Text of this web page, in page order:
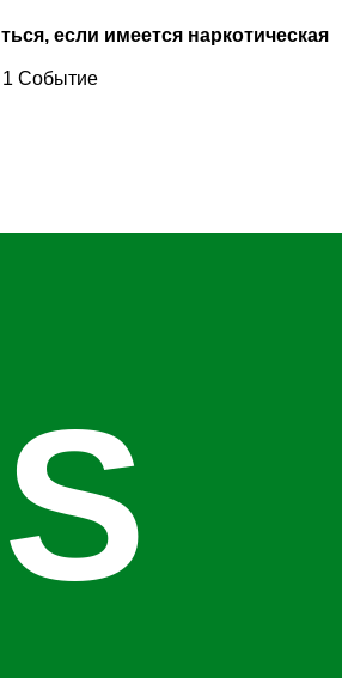
если имеется наркотическая
1 Событие
S